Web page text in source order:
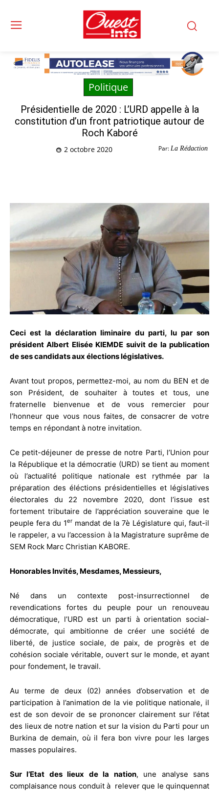
Politique
Présidentielle de 2020 : L’URD appelle à la
constitution d’un front patriotique autour de
Roch Kaboré
Par: La Rédaction
2 octobre 2020
Ceci est la déclaration liminaire du parti, lu par son
président Albert Elisée KIEMDE suivit de la publication
de ses candidats aux élections législatives.
Avant tout propos, permettez-moi, au nom du BEN et de
son Président, de souhaiter à toutes et tous, une
fraternelle bienvenue et de vous remercier pour
l’honneur que vous nous faites, de consacrer de votre
temps en répondant à notre invitation.
Ce petit-déjeuner de presse de notre Parti, l’Union pour
la République et la démocratie (URD) se tient au moment
où l’actualité politique nationale est rythmée par la
préparation des éléctions présidentielles et législatives
électorales du 22 novembre 2020, dont l’issue est
fortement tributaire de l’appréciation souveraine que le
peuple fera du 1ermandat de la 7è Législature qui, faut-il
le rappeler, a vu l’accession à la Magistrature suprême de
SEM Rock Marc Christian KABORE.
Honorables Invités, Mesdames, Messieurs,
Né dans un contexte post-insurrectionnel de
revendications fortes du peuple pour un renouveau
démocratique, l’URD est un parti à orientation social-
démocrate, qui ambitionne de créer une société de
liberté, de justice sociale, de paix, de progrès et de
cohésion sociale véritable, ouvert sur le monde, et ayant
pour fondement, le travail.
Au terme de deux (02) années d’observation et de
participation à l’animation de la vie politique nationale, il
est de son devoir de se prononcer clairement sur l’état
des lieux de notre nation et sur la vision du Parti pour un
Burkina de demain, où il fera bon vivre pour les larges
masses populaires.
Sur l’Etat des lieux de la nation, une analyse sans
complaisance nous conduit à relever que le quinquennat